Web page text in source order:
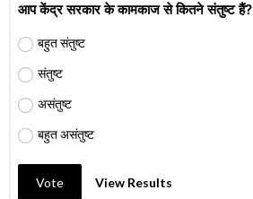
आप केंद्र सरकार के कामकाज से कितने संतुष्ट हैं?
बहुत संतुष्ट
संतुष्ट
असंतुष्ट
बहुत असंतुष्ट
Vote View Results